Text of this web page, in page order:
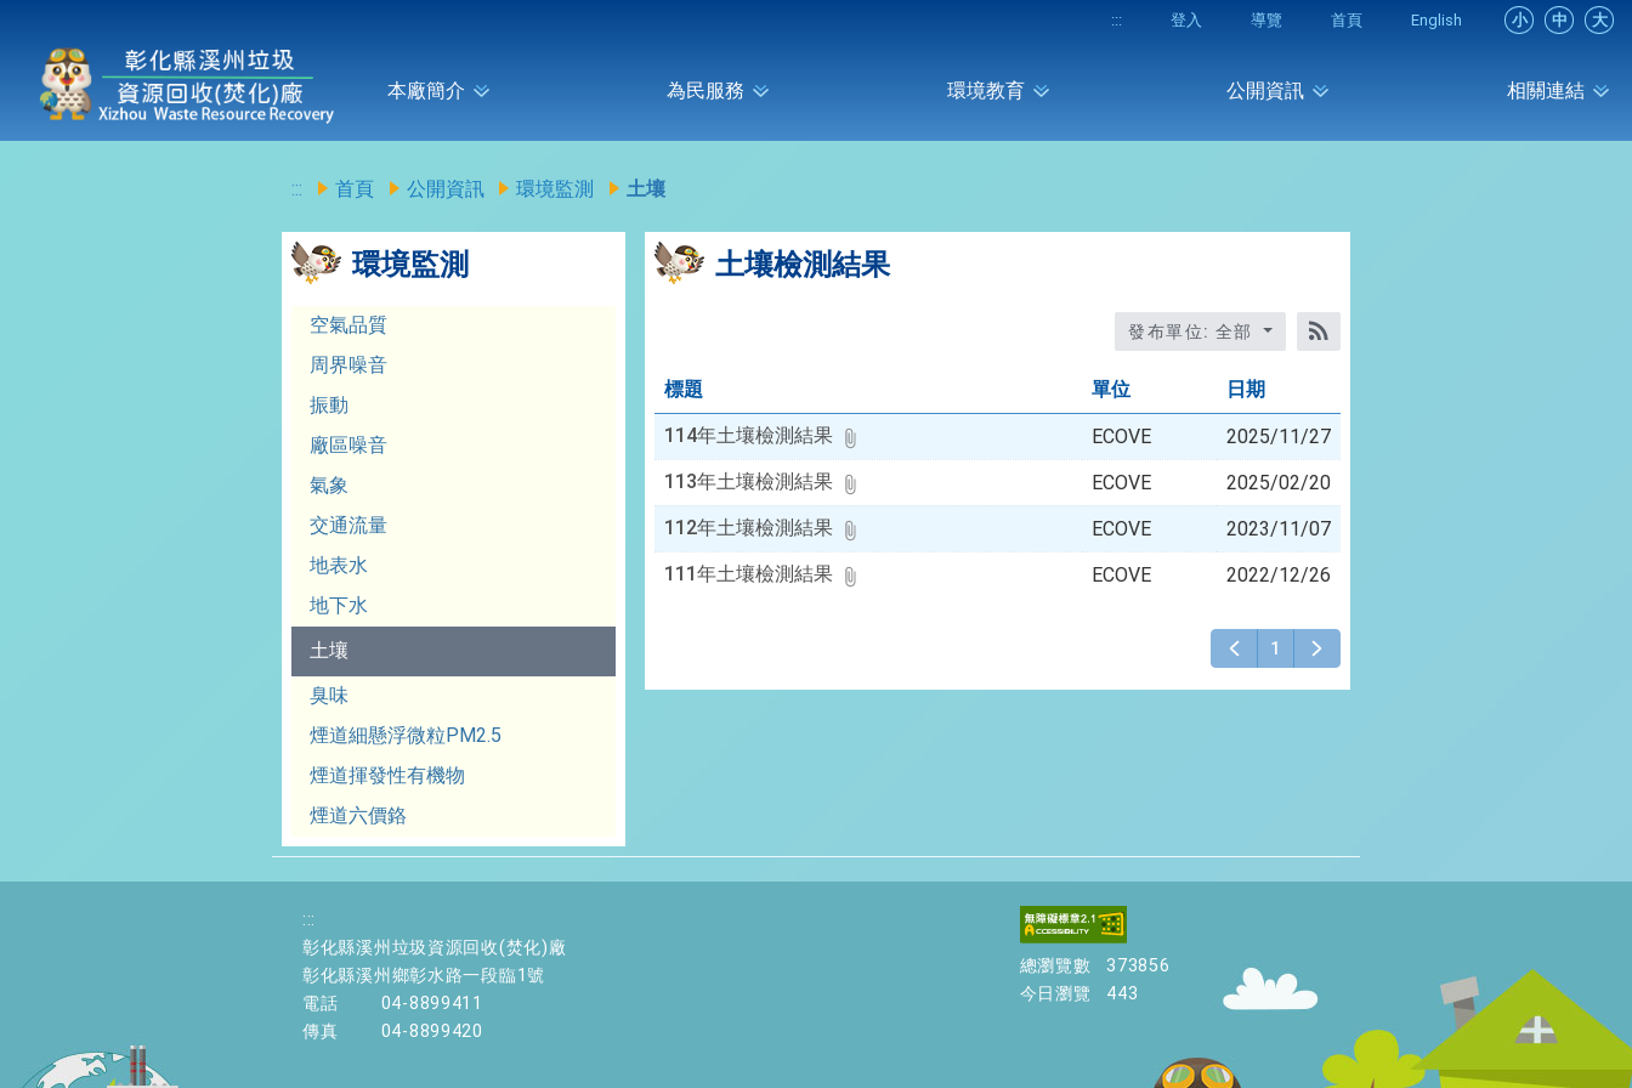
::: 登入 導覽 首頁 English 小 中 大
本廠簡介 為民服務 環境教育 公開資訊 相關連結
::: 首頁 公開資訊 環境監測 土壤
環境監測
空氣品質
周界噪音
振動
廠區噪音
氣象
交通流量
地表水
地下水
土壤
臭味
煙道細懸浮微粒PM2.5
煙道揮發性有機物
煙道六價鉻
土壤檢測結果
發布單位: 全部
RSS訂閱
標題 單位
日期
114年土壤檢測結果
ECOVE
2025/11/27
113年土壤檢測結果
ECOVE
2025/02/20
112年土壤檢測結果
ECOVE
2023/11/07
111年土壤檢測結果
ECOVE 2022/12/26
1
:::
彰化縣溪州垃圾資源回收(焚化)廠
彰化縣溪州鄉彰水路一段臨1號
電話
04-8899411
傳真
04-8899420
總瀏覽數
373856
今日瀏覽
443